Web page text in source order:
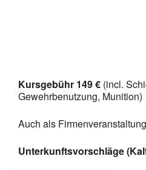
Kursgebühr 149 € (incl.
Gewehrbenutzung, Munition)
Auch als
Unterkunftsvorschläge